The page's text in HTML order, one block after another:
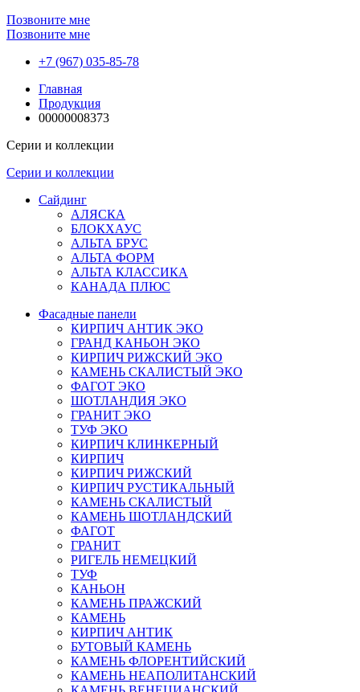
Позвоните мне
Позвоните мне
+7 (967) 035-85-78
Главная
Продукция
00000008373
Серии и коллекции
Серии и коллекции
Сайдинг
АЛЯСКА
БЛОКХАУС
АЛЬТА БРУС
АЛЬТА ФОРМ
АЛЬТА КЛАССИКА
КАНАДА ПЛЮС
Фасадные панели
КИРПИЧ АНТИК ЭКО
ГРАНД КАНЬОН ЭКО
КИРПИЧ РИЖСКИЙ ЭКО
КАМЕНЬ СКАЛИСТЫЙ ЭКО
ФАГОТ ЭКО
ШОТЛАНДИЯ ЭКО
ГРАНИТ ЭКО
ТУФ ЭКО
КИРПИЧ КЛИНКЕРНЫЙ
КИРПИЧ
КИРПИЧ РИЖСКИЙ
КИРПИЧ РУСТИКАЛЬНЫЙ
КАМЕНЬ СКАЛИСТЫЙ
КАМЕНЬ ШОТЛАНДСКИЙ
ФАГОТ
ГРАНИТ
РИГЕЛЬ НЕМЕЦКИЙ
ТУФ
КАНЬОН
КАМЕНЬ ПРАЖСКИЙ
КАМЕНЬ
КИРПИЧ АНТИК
БУТОВЫЙ КАМЕНЬ
КАМЕНЬ ФЛОРЕНТИЙСКИЙ
КАМЕНЬ НЕАПОЛИТАНСКИЙ